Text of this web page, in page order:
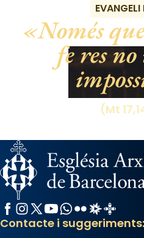
Només
fe res
(Mt
Facebook
Instagram
X / Twitter
YouTube
WhatsApp
FlickrRadio Estel
Contacte i suggeriments: